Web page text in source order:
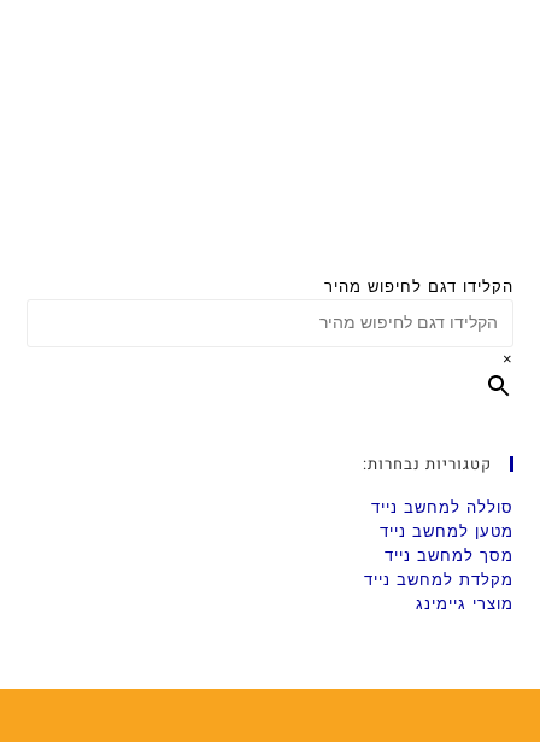
הקלידו דגם לחיפוש מהיר
×
קטגוריות נבחרות:
סוללה למחשב נייד
מטען למחשב נייד
מסך למחשב נייד
מקלדת למחשב נייד
מוצרי גיימינג